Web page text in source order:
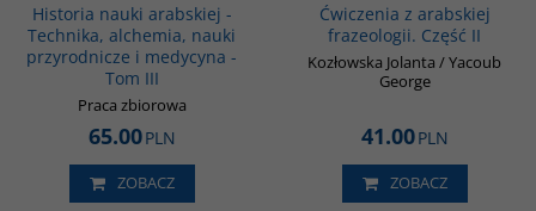
Historia nauki arabskiej -
Technika, alchemia, nauki
przyrodnicze i medycyna -
Tom III
Praca zbiorowa
65.00PLN
ZOBACZ
Ćwiczenia z arabskiej
frazeologii. Część II
Kozłowska Jolanta / Yacoub
George
41.00PLN
ZOBACZ